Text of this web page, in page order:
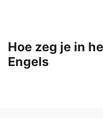
Hoe zeg je in
Engels